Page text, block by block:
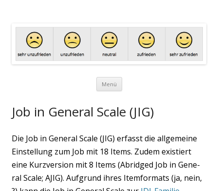
Menü Zum Inhalt springen
Job in General Scale (JIG)
Die Job in Gene­ral Sca­le (JIG) erfasst die all­ge­mei­ne
Ein­stel­lung zum Job mit 18 Items. Zudem exis­tiert
eine Kurz­ver­si­on mit 8 Items (Abrid­ged Job in Gene­
ral Sca­le; AJIG). Auf­grund ihres Item­for­mats (ja, nein,